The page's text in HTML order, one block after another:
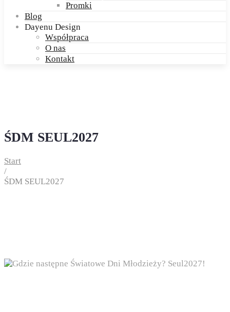
Promki
Blog
Dayenu Design
Współpraca
O nas
Kontakt
ŚDM SEUL2027
Start
/
ŚDM SEUL2027